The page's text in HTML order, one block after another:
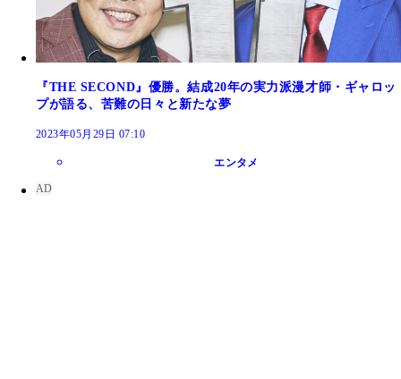
『THE SECOND』優勝。結成20年の実力派漫才師・ギャロッ
プが語る、苦難の日々と新たな夢
2023年05月29日 07:10
エンタメ